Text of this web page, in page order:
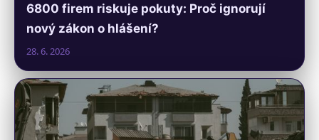
6800 firem riskuje pokuty: Proč ignorují
nový zákon o hlášení?
28. 6. 2026